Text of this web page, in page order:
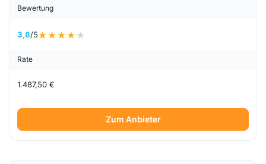
Bewertung
3,8/5
Rate
1.487,50 €
Zum Anbieter